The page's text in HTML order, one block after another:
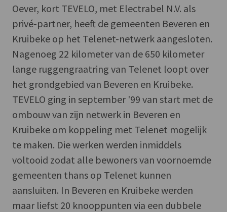
Oever, kort TEVELO, met Electrabel N.V. als
privé-partner, heeft de gemeenten Beveren en
Kruibeke op het Telenet-netwerk aangesloten.
Nagenoeg 22 kilometer van de 650 kilometer
lange ruggengraatring van Telenet loopt over
het grondgebied van Beveren en Kruibeke.
TEVELO ging in september '99 van start met de
ombouw van zijn netwerk in Beveren en
Kruibeke om koppeling met Telenet mogelijk
te maken. Die werken werden inmiddels
voltooid zodat alle bewoners van voornoemde
gemeenten thans op Telenet kunnen
aansluiten. In Beveren en Kruibeke werden
maar liefst 20 knooppunten via een dubbele